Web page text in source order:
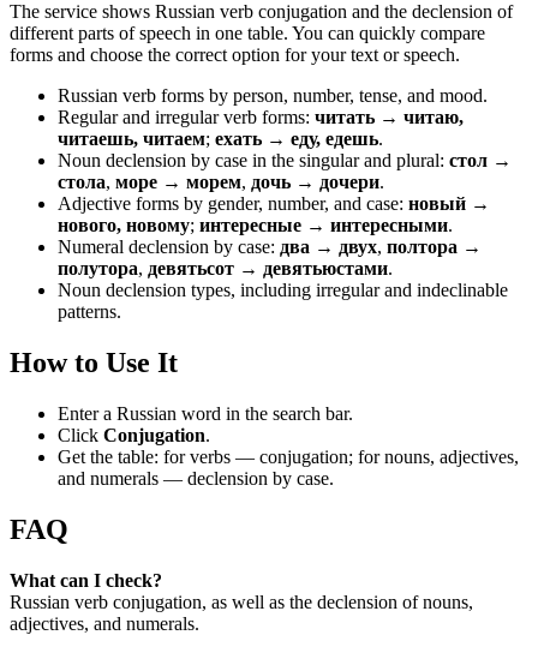
The service shows Russian verb conjugation and the declension of
different parts of speech in one table. You can quickly compare
forms and choose the correct option for your text or speech.
Russian verb forms by person, number, tense, and mood.
Regular and irregular verb forms: читать → читаю,
читаешь, читаем; ехать → еду, едешь.
Noun declension by case in the singular and plural: стол →
стола, море → морем, дочь → дочери.
Adjective forms by gender, number, and case: новый →
нового, новому; интересные → интересными.
Numeral declension by case: два → двух, полтора →
полутора, девятьсот → девятьюстами.
Noun declension types, including irregular and indeclinable
patterns.
How to Use It
Enter a Russian word in the search bar.
Click Conjugation.
Get the table: for verbs — conjugation; for nouns, adjectives,
and numerals — declension by case.
FAQ
What can I check?
Russian verb conjugation, as well as the declension of nouns,
adjectives, and numerals.